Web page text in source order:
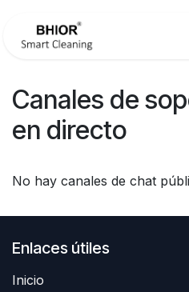
Canales de
en directo
No hay canales de chat
Enlaces útiles
Inicio